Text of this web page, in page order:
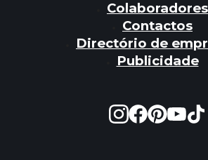
Colaboradores
Contactos
Directório de
Publicidade